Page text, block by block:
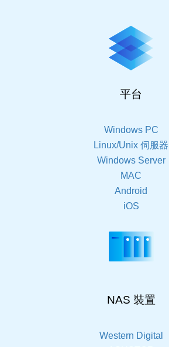
平台
Windows PC
Linux/Unix 伺服器
Windows Server
MAC
Android
iOS
NAS 裝置
Western Digital